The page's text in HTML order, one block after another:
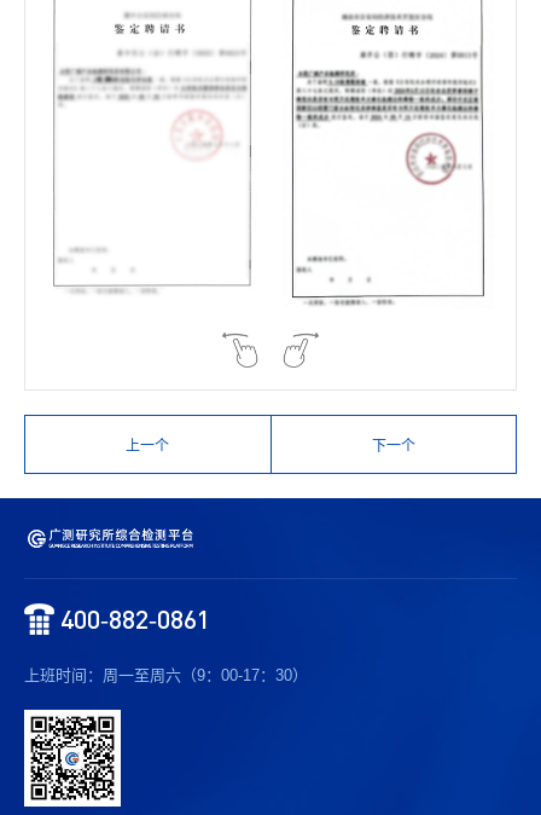
上一个 下一个
400-882-0861
上班时间：周一至周六（9：00-17：30）